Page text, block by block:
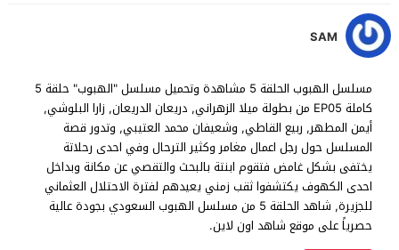
SAM
مسلسل الهبوب الحلقة 5 مشاهدة وتحميل مسلسل "الهبوب" حلقة 5
كاملة EP05 من بطولة ميلا الزهراني, دريعان الدريعان, زارا البلوشي,
أيمن المطهر, ربيع القاطي, وشعيفان محمد العتيبي, وتدور قصة
المسلسل حول رجل اعمال مغامر وكثير الترحال وفي احدى رحلاتة
يختفى بشكل غامض فتقوم ابنتة بالبحث والتقصي عن مكانة وبداخل
احدى الكهوف يكتشفوا ثقب زمني يعيدهم لفترة الاحتلال العثماني
للجزيرة, شاهد الحلقة 5 من مسلسل الهبوب السعودي بجودة عالية
حصرياً على موقع شاهد اون لاين.